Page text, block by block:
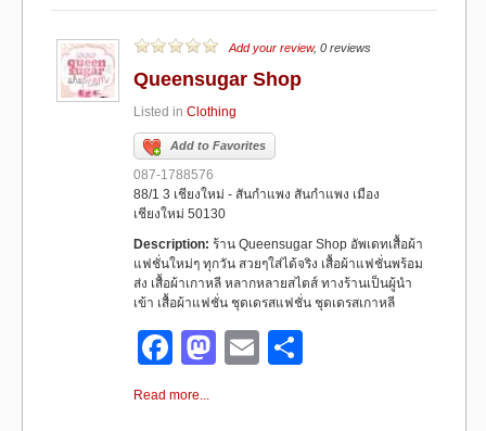
e
b
o
o
k
o
d
o
n
e
Add your review, 0 reviews
Queensugar Shop
Listed in Clothing
Add to Favorites
087-1788576
88/1 3 เชียงใหม่ - สันกำแพง สันกำแพง เมือง
เชียงใหม่ 50130
Description: ร้าน Queensugar Shop อัพเดทเสื้อผ้า
แฟชั่นใหม่ๆ ทุกวัน สวยๆใส่ได้จริง เสื้อผ้าแฟชั่นพร้อม
ส่ง เสื้อผ้าเกาหลี หลากหลายสไตส์ ทางร้านเป็นผู้นำ
เข้า เสื้อผ้าแฟชั่น ชุดเดรสแฟชั่น ชุดเดรสเกาหลี
F
a
M
E
Read more...